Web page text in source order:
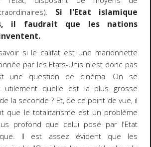
Si l'Etat islamique
il faudrait que les nations
si le califat est une marionnette
par les Etats-Unis n'est donc pas
une question de cinéma. On se
utilement quelle est la plus grosse
la seconde ? Et, de ce point de vue, il
que le totalitarisme est un problème
profond que celui posé par l'Etat
Il est assez évident que les